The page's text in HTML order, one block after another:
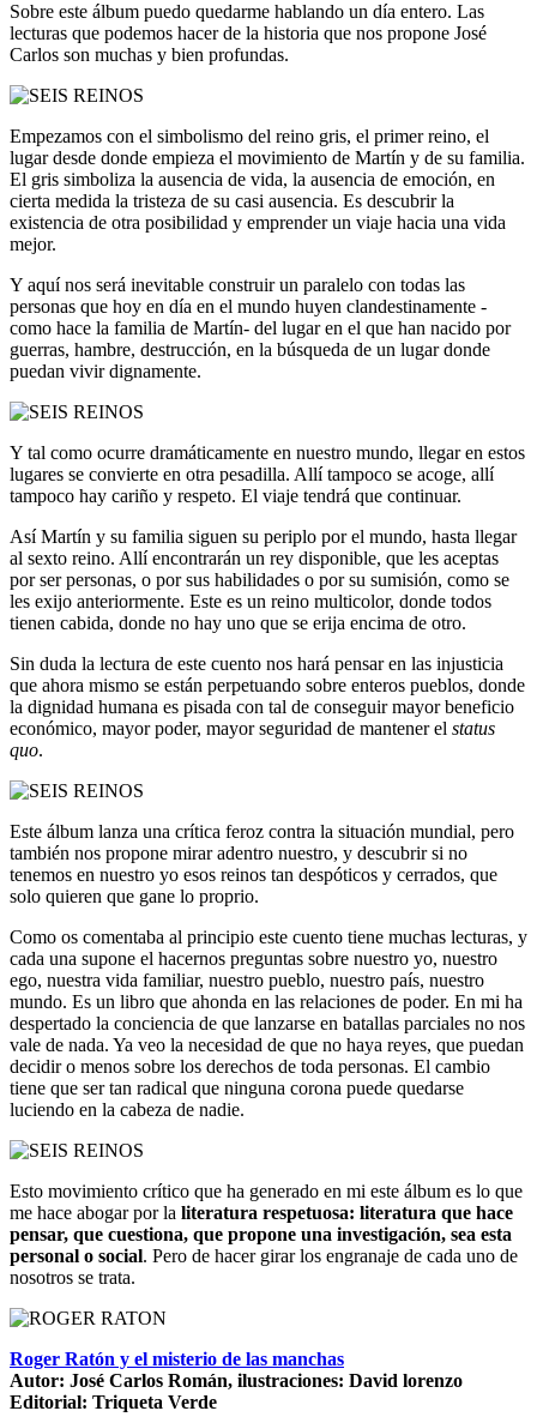
Sobre este álbum puedo quedarme hablando un día entero. Las
lecturas que podemos hacer de la historia que nos propone José
Carlos son muchas y bien profundas.
Empezamos con el simbolismo del reino gris, el primer reino, el
lugar desde donde empieza el movimiento de Martín y de su familia.
El gris simboliza la ausencia de vida, la ausencia de emoción, en
cierta medida la tristeza de su casi ausencia. Es descubrir la
existencia de otra posibilidad y emprender un viaje hacia una vida
mejor.
Y aquí nos será inevitable construir un paralelo con todas las
personas que hoy en día en el mundo huyen clandestinamente -
como hace la familia de Martín- del lugar en el que han nacido por
guerras, hambre, destrucción, en la búsqueda de un lugar donde
puedan vivir dignamente.
Y tal como ocurre dramáticamente en nuestro mundo, llegar en estos
lugares se convierte en otra pesadilla. Allí tampoco se acoge, allí
tampoco hay cariño y respeto. El viaje tendrá que continuar.
Así Martín y su familia siguen su periplo por el mundo, hasta llegar
al sexto reino. Allí encontrarán un rey disponible, que les aceptas
por ser personas, o por sus habilidades o por su sumisión, como se
les exijo anteriormente. Este es un reino multicolor, donde todos
tienen cabida, donde no hay uno que se erija encima de otro.
Sin duda la lectura de este cuento nos hará pensar en las injusticia
que ahora mismo se están perpetuando sobre enteros pueblos, donde
la dignidad humana es pisada con tal de conseguir mayor beneficio
económico, mayor poder, mayor seguridad de mantener el status
quo.
Este álbum lanza una crítica feroz contra la situación mundial, pero
también nos propone mirar adentro nuestro, y descubrir si no
tenemos en nuestro yo esos reinos tan despóticos y cerrados, que
solo quieren que gane lo proprio.
Como os comentaba al principio este cuento tiene muchas lecturas, y
cada una supone el hacernos preguntas sobre nuestro yo, nuestro
ego, nuestra vida familiar, nuestro pueblo, nuestro país, nuestro
mundo. Es un libro que ahonda en las relaciones de poder. En mi ha
despertado la conciencia de que lanzarse en batallas parciales no nos
vale de nada. Ya veo la necesidad de que no haya reyes, que puedan
decidir o menos sobre los derechos de toda personas. El cambio
tiene que ser tan radical que ninguna corona puede quedarse
luciendo en la cabeza de nadie.
Esto movimiento crítico que ha generado en mi este álbum es lo que
me hace abogar por la literatura respetuosa: literatura que hace
pensar, que cuestiona, que propone una investigación, sea esta
personal o social. Pero de hacer girar los engranaje de cada uno de
nosotros se trata.
Roger Ratón y el misterio de las manchas
Autor: José Carlos Román, ilustraciones: David lorenzo
Editorial: Triqueta Verde